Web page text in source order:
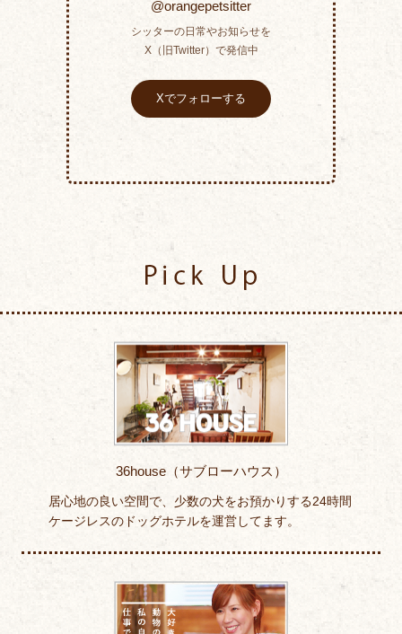
@orangepetsitter
シッターの日常やお知らせを
X（旧Twitter）で発信中
Xでフォローする
36house（サブローハウス）
居心地の良い空間で、少数の犬をお預かりする24時間
ケージレスのドッグホテルを運営してます。